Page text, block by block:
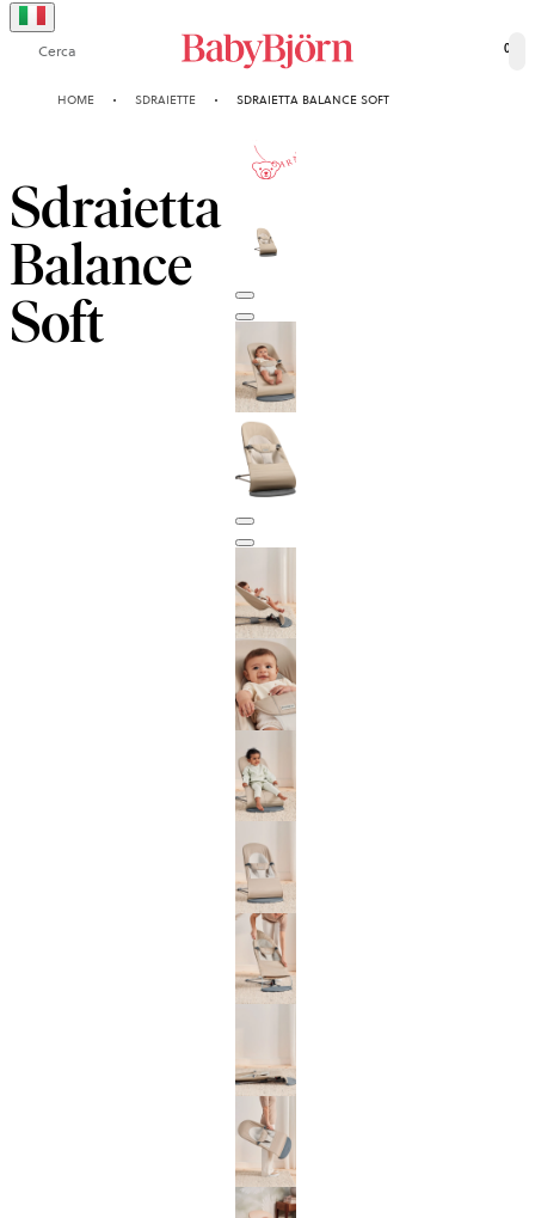
Cerca 0
HOME SDRAIETTE SDRAIETTA BALANCE SOFT
Sdraietta
Balance
Soft
GARANZIA